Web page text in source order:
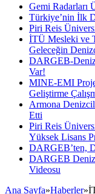
Gemi Radarları
Türkiye’nin İlk
Piri Reis
İTÜ Mesleki ve
Geleceğin
DARGEB-
Var!
MINE-EMI
Geliştirme
Armona
Etti
Piri Reis
Yüksek Lisans
DARGEB’ten,
DARGEB
Videosu
Ana Sayfa»Haberler»